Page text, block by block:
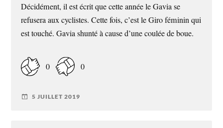
Décidément, il est écrit que cette année le Gavia se
refusera aux cyclistes. Cette fois, c’est le Giro féminin qui
est touché. Gavia shunté à cause d’une coulée de boue.
0 0
5 JUILLET 2019